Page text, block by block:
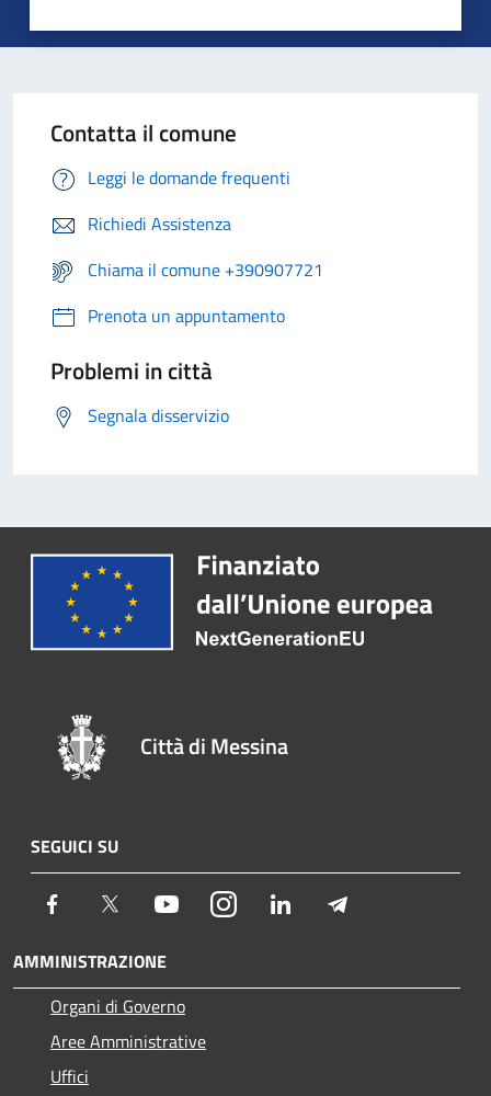
Contatta il comune
Leggi le domande frequenti
Richiedi Assistenza
Chiama il comune +390907721
Prenota un appuntamento
Problemi in città
Segnala disservizio
Città di Messina
SEGUICI SU
Facebook Twitter YoutubeInstagram LinkedIn
AMMINISTRAZIONE
Organi di Governo
Aree Amministrative
Uffici